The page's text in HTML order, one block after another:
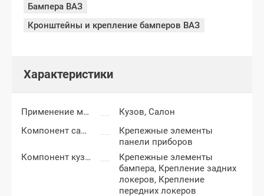
Бампера ВАЗ
Кронштейны и крепление бамперов ВАЗ
Характеристики
Применение метизов Кузов,Салон
Компонент салона
Крепежные элементы
панели приборов
Компонент кузова
Крепежные элементы
бампера, Крепление задних
локеров, Крепление
передних локеров